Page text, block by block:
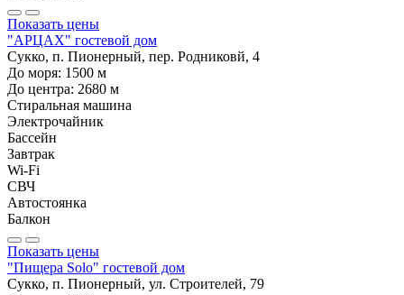
Показать цены
"АРЦАХ" гостевой дом
Сукко, п. Пионерный, пер. Родниковй, 4
До моря: 1500 м
До центра: 2680 м
Стиральная машина
Электрочайник
Бассейн
Завтрак
Wi-Fi
СВЧ
Автостоянка
Балкон
Показать цены
"Пищера Solo" гостевой дом
Сукко, п. Пионерный, ул. Строителей, 79